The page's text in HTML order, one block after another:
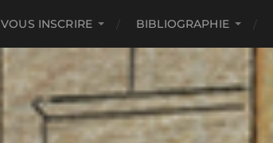
VOUS INSCRIRE BIBLIOGRAPHIE